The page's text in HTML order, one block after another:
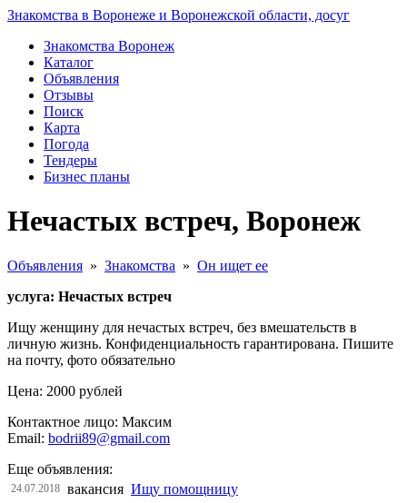
Знакомства в Воронеже и Воронежской области, досуг
Знакомства Воронеж
Каталог
Объявления
Отзывы
Поиск
Карта
Погода
Тендеры
Бизнес планы
Нечастых встреч, Воронеж
Объявления » Знакомства » Он ищет ее
услуга: Нечастых встреч
Ищу женщину для нечастых встреч, без вмешательств в
личную жизнь. Конфиденциальность гарантирована. Пишите
на почту, фото обязательно
Цена: 2000 рублей
Контактное лицо: Максим
Email: bodrii89@gmail.com
Еще объявления:
24.07.2018 вакансия Ищу помощницу